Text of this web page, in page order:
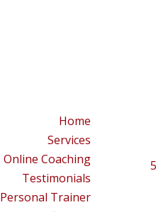
Home
Services
Online Coaching
Testimonials
Personal Trainer